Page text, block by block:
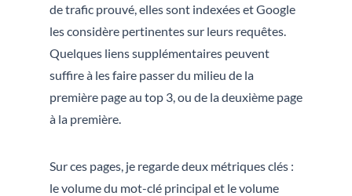
de trafic prouvé, elles sont indexées et Google
les considère pertinentes sur leurs requêtes.
Quelques liens supplémentaires peuvent
suffire à les faire passer du milieu de la
première page au top 3, ou de la deuxième page
à la première.
Sur ces pages, je regarde deux métriques clés :
le volume du mot-clé principal et le volume